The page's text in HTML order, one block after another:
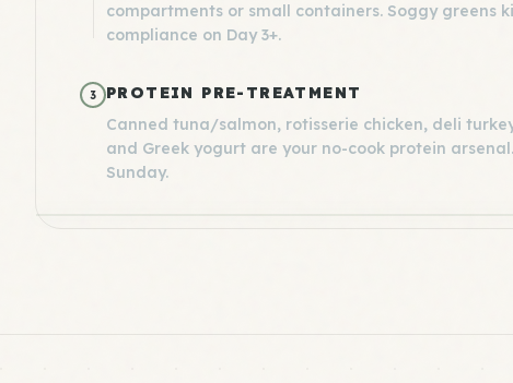
compartments or small containers. Soggy greens
compliance on Day 3+.
3
PROTEIN PRE-TREATMENT
Canned tuna/salmon, rotisserie chicken, deli
and Greek yogurt are your no-cook protein
Sunday.